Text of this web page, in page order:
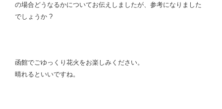
の場合どうなるかについてお伝えしましたが、参考になりました
でしょうか ?
函館でごゆっくり花火をお楽しみください。
晴れるといいですね。